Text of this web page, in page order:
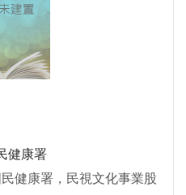
健康署
健康署，民視文化事業股